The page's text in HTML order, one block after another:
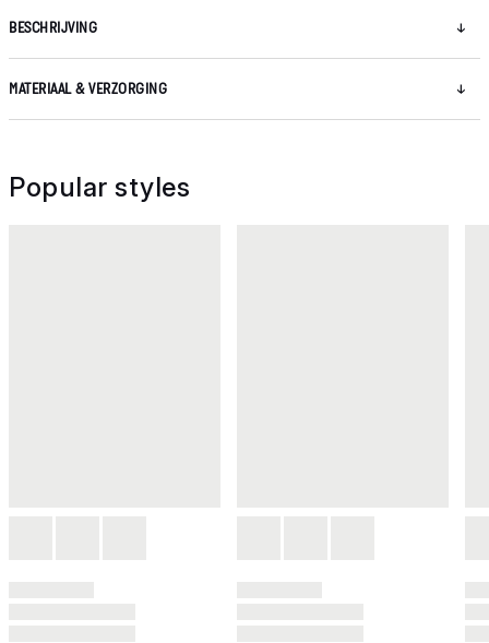
BESCHRIJVING
MATERIAAL & VERZORGING
Popular styles